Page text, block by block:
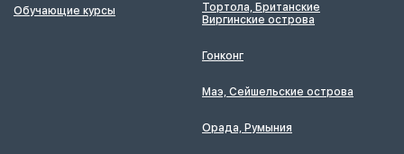
Обучающие курсы
Тортола, Британские
Виргинские острова
Гонконг
Маэ, Сейшельские острова
Орада, Румыния